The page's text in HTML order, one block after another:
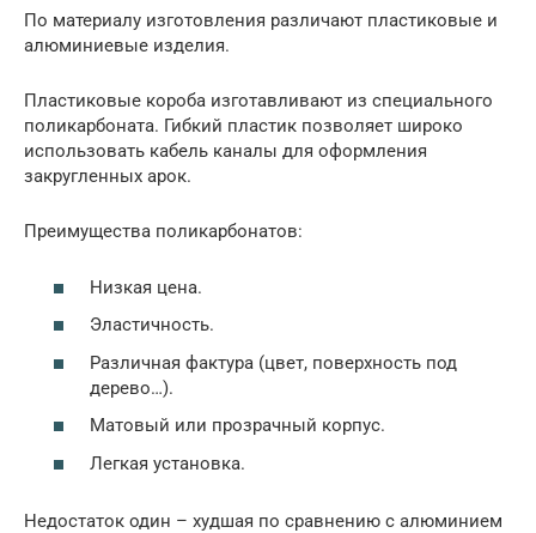
По материалу изготовления различают пластиковые и
алюминиевые изделия.
Пластиковые короба изготавливают из специального
поликарбоната. Гибкий пластик позволяет широко
использовать кабель каналы для оформления
закругленных арок.
Преимущества поликарбонатов:
Низкая цена.
Эластичность.
Различная фактура (цвет, поверхность под
дерево…).
Матовый или прозрачный корпус.
Легкая установка.
Недостаток один – худшая по сравнению с алюминием